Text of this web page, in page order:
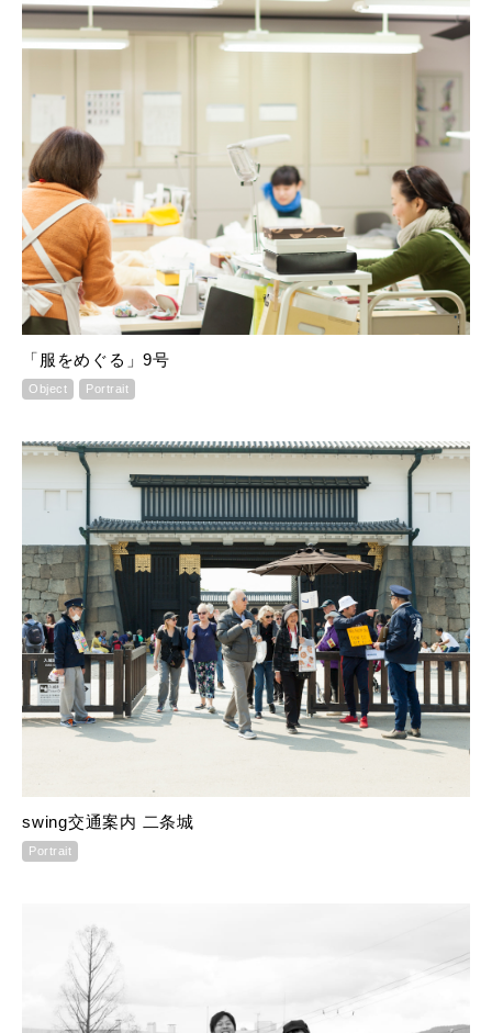
「服をめぐる」9号
Object Portrait
swing交通案内 二条城
Portrait